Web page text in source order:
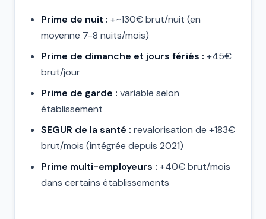
Prime de nuit : +~130€ brut/nuit (en
moyenne 7-8 nuits/mois)
Prime de dimanche et jours fériés : +45€
brut/jour
Prime de garde : variable selon
établissement
SEGUR de la santé : revalorisation de +183€
brut/mois (intégrée depuis 2021)
Prime multi-employeurs : +40€ brut/mois
dans certains établissements